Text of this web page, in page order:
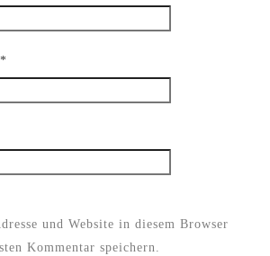
*
und Website in diesem Browser
Kommentar speichern.